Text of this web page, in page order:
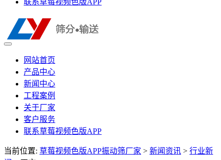
网站首页
产品中心
新闻中心
工程案例
关于厂家
客户服务
联系草莓视频色版APP
当前位置: 草莓视频色版APP振动筛厂家 > 新闻资讯 > 行业新